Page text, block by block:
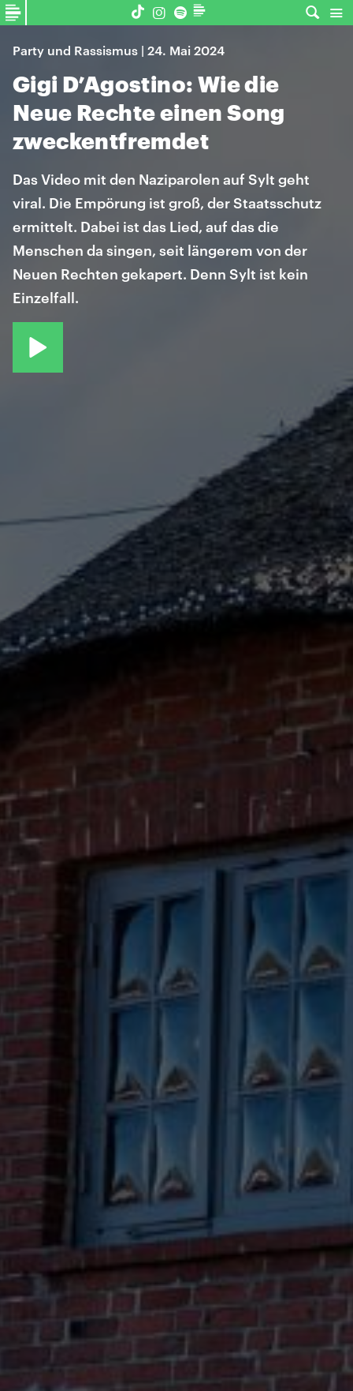
Party und Rassismus | 24. Mai 2024
Gigi D’Agostino: Wie die
Neue Rechte einen Song
zweckentfremdet
Das Video mit den Naziparolen auf Sylt geht
viral. Die Empörung ist groß, der Staatsschutz
ermittelt. Dabei ist das Lied, auf das die
Menschen da singen, seit längerem von der
Neuen Rechten gekapert. Denn Sylt ist kein
Einzelfall.